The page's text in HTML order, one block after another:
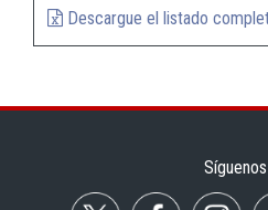
Descargue el listado